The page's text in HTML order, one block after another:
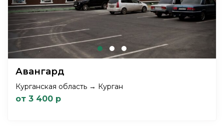
Авангард
Курганская область → Курган
от 3 400 р